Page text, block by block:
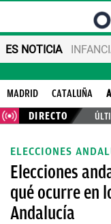
ES NOTICIA
MADRID CATALUÑA
DIRECTO
ELECCIONES
Elecciones
qué ocurre en
Andalucía